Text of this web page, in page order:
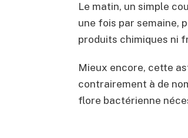
Le matin, un simple
une fois par semaine,
produits chimiques ni
Mieux encore, cette
contrairement à de
flore bactérienne